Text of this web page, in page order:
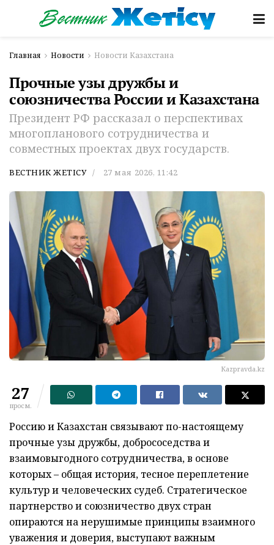
Главная Новости Новости Казахстана
Прочные узы дружбы и
союзничества России и Казахстана
Президент РФ рассказал о перспективах
многопланового сотрудничества и
совместных проектах двух государств.
ВЕСТНИК ЖЕТІСУ 27 мая 2026, 11:42
Кazpravda.kz
27
просм.
Россию и Казахстан связывают по-настоящему
прочные узы дружбы, добрососедства и
взаимовыгодного сотрудничества, в основе
которых – общая история, тесное переплетение
культур и человеческих судеб. Стратегическое
партнерство и союзничество двух стран
опираются на нерушимые принципы взаимного
уважения и доверия, выступают важным